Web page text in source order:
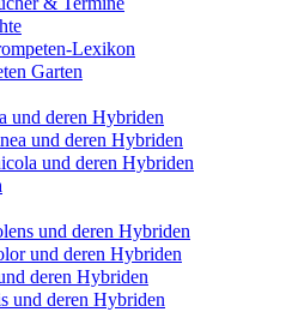
Lexikon
Garten
und deren Hybriden
und deren Hybriden
und deren Hybriden
und deren Hybriden
und deren Hybriden
deren Hybriden
und deren Hybriden